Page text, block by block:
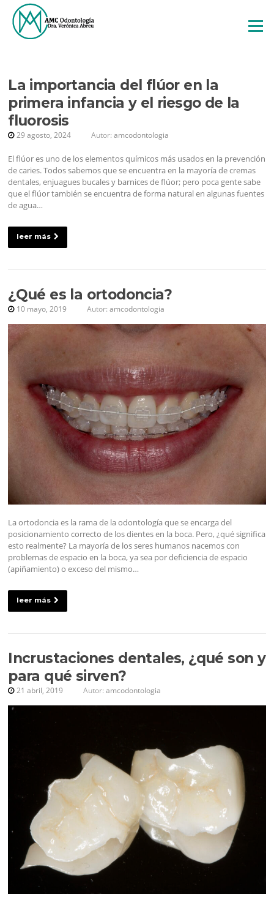
Saltar
contenido
Menú
ETIQUETA:
AMC
ODONTOLOGÍA
La importancia del flúor en la
primera infancia y el riesgo de la
fluorosis
29 agosto, 2024 Autor:amcodontologia
El flúor es uno de los elementos químicos más usados en la prevención
de caries. Todos sabemos que se encuentra en la mayoría de cremas
dentales, enjuagues bucales y barnices de flúor; pero poca gente sabe
que el flúor también se encuentra de forma natural en algunas fuentes
de agua…
leer más
¿Qué es la ortodoncia?
10 mayo, 2019 Autor:amcodontologia
La ortodoncia es la rama de la odontología que se encarga del
posicionamiento correcto de los dientes en la boca. Pero, ¿qué significa
esto realmente? La mayoría de los seres humanos nacemos con
problemas de espacio en la boca, ya sea por deficiencia de espacio
(apiñamiento) o exceso del mismo…
leer más
Incrustaciones dentales, ¿qué son y
para qué sirven?
21 abril, 2019 Autor:amcodontologia